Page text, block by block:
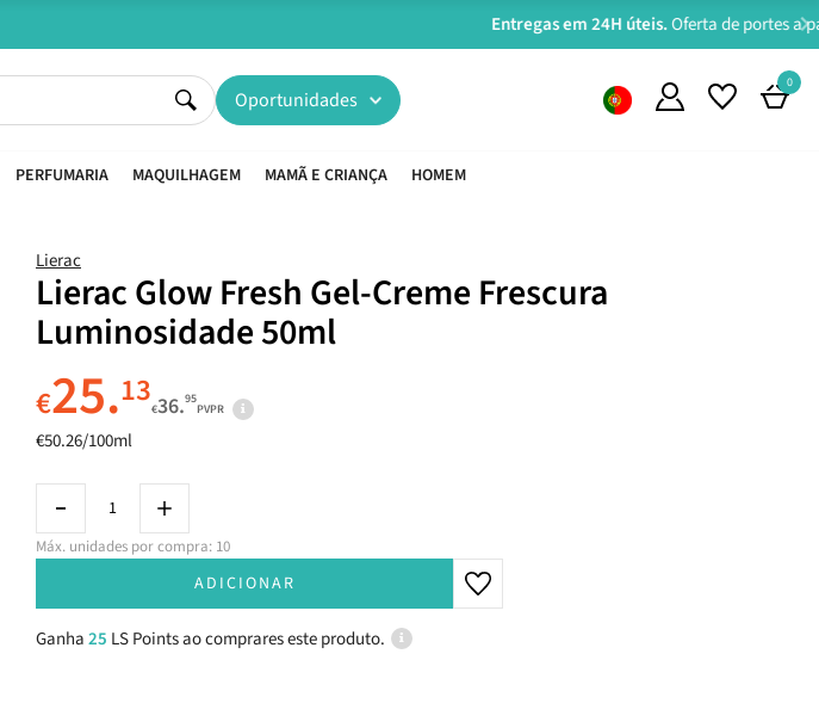
Oportunidades
0
PERFUMARIA MAQUILHAGEM MAMÃ E CRIANÇA HOMEM
Lierac
Lierac Glow Fresh Gel-Creme Frescura
Luminosidade 50ml
€25.13€36.95
PVPR
€50.26/100ml
Máx. unidades por compra: 10
ADICIONAR
Ganha25 LS Points ao comprares este produto.